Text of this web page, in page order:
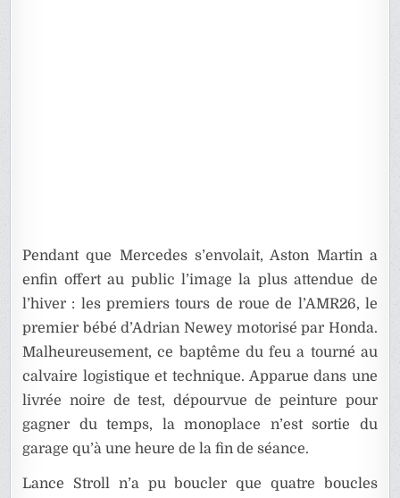
Pendant que Mercedes s’envolait, Aston Martin a
enfin offert au public l’image la plus attendue de
l’hiver : les premiers tours de roue de l’AMR26, le
premier bébé d’Adrian Newey motorisé par Honda.
Malheureusement, ce baptême du feu a tourné au
calvaire logistique et technique. Apparue dans une
livrée noire de test, dépourvue de peinture pour
gagner du temps, la monoplace n’est sortie du
garage qu’à une heure de la fin de séance.
Lance Stroll n’a pu boucler que quatre boucles